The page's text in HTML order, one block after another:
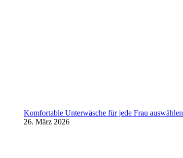
Komfortable Unterwäsche für jede Frau auswählen
26. März 2026